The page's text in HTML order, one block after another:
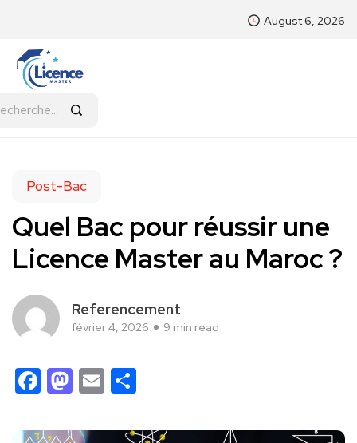
August 6, 2026
Post-Bac
Quel Bac pour réussir une
Licence Master au Maroc ?
Referencement
février 4, 2026 9 min read
Facebook
Mastodon
Email